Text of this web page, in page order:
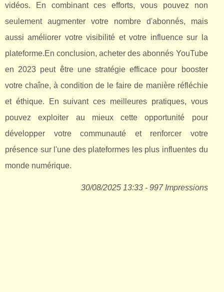
vidéos. En combinant ces efforts, vous pouvez non
seulement augmenter votre nombre d'abonnés, mais
aussi améliorer votre visibilité et votre influence sur la
plateforme.En conclusion, acheter des abonnés YouTube
en 2023 peut être une stratégie efficace pour booster
votre chaîne, à condition de le faire de manière réfléchie
et éthique. En suivant ces meilleures pratiques, vous
pouvez exploiter au mieux cette opportunité pour
développer votre communauté et renforcer votre
présence sur l'une des plateformes les plus influentes du
monde numérique.
30/08/2025 13:33 - 997 Impressions